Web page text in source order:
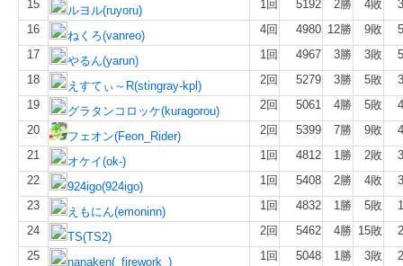
15
ルヨル(ruyoru) 1回 5192 2勝 4敗
16
ねくろ(vanreo) 4回 4980 12勝 9敗
17
やるん(yarun) 1回 4967 3勝 3敗
18
えすてぃ～R(stingray-kpl) 2回 5279 3勝 5敗
19
グラタンコロッケ(kuragorou) 2回 5061 4勝 5敗
20
フェオン(Feon_Rider) 2回 5399 7勝 9敗
21
オケイ(ok-) 1回 4812 1勝 2敗
22
924igo(924igo) 1回 5408 2勝 4敗
23
えもにん(emoninn) 1回 4832 1勝 5敗
24
TS(TS2) 2回 5462 4勝 15敗
25
nanaken(_firework_) 1回 5048 1勝 3敗